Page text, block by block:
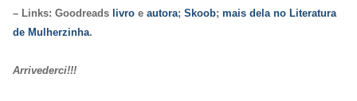
– Links: Goodreads livro e autora; Skoob; mais dela no Literatura
de Mulherzinha.
Arrivederci!!!